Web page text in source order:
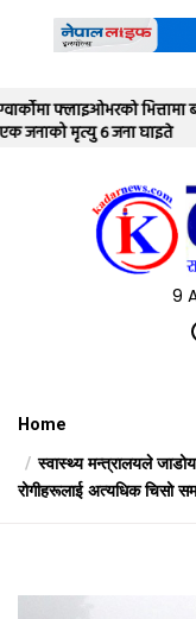
content
आज
9
Home
स्वास्थ्य मन्त्रालयले
रोगीहरूलाई अत्यधिक चिसो